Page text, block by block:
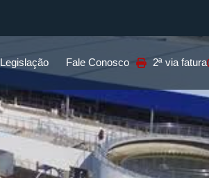
Legislação Fale Conosco 2ª via fatura